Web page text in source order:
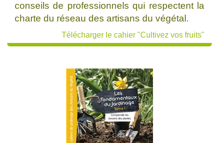
conseils de professionnels qui respectent la
charte du réseau des artisans du végétal.
Télécharger le cahier "Cultivez vos fruits"